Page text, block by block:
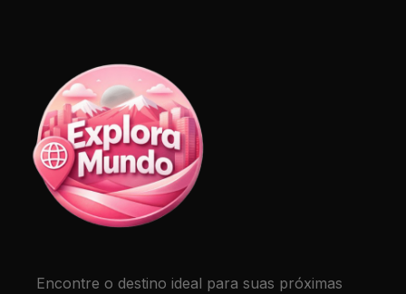
Encontre o destino ideal para suas próximas